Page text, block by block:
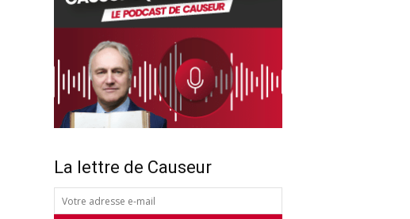
La lettre de Causeur